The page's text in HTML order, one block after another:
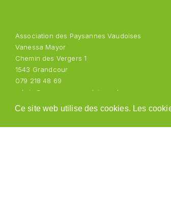
Ce site web utilise des cookies. Les
Association des Paysannes Vaudoises
Vanessa Mayor
Chemin des Vergers 1
1543 Grandcour
079 218 48 69
admin@paysannesvaudoises.ch